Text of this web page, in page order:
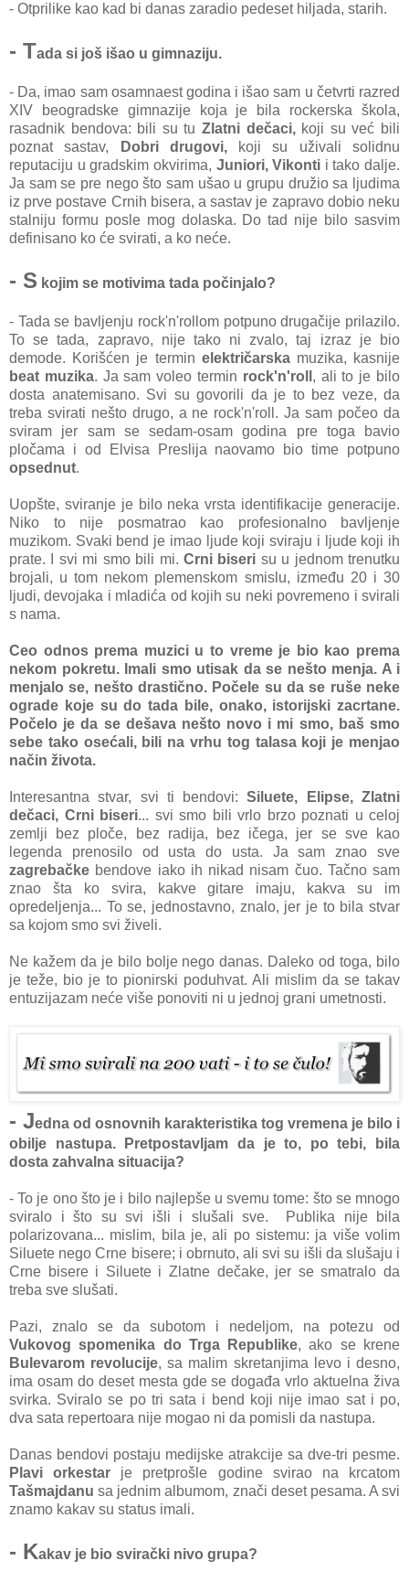
- Otprilike kao kad bi danas zaradio pedeset hiljada, starih.
- Tada si još išao u gimnaziju.
- Da, imao sam osamnaest godina i išao sam u četvrti razred
XIV beogradske gimnazije koja je bila rockerska škola,
rasadnik bendova: bili su tu Zlatni dečaci,koji su već bili
poznat sastav,
Dobri drugovi,koji su uživali solidnu
reputaciju u gradskim okvirima, Juniori, Vikonti i tako dalje.
Ja sam se pre nego što sam ušao u grupu družio sa ljudima
iz prve postave Crnih bisera, a sastav je zapravo dobio neku
stalniju formu posle mog dolaska. Do tad nije bilo sasvim
definisano ko će svirati, a ko neće.
- S kojim se motivima tada počinjalo?
- Tada se bavljenju rock'n'rollom potpuno drugačije prilazilo.
To se tada, zapravo, nije tako ni zvalo, taj izraz je bio
demode. Korišćen je termin električarskamuzika, kasnije
beat muzika. Ja sam voleo termin rock'n'roll , ali to je bilo
dosta anatemisano. Svi su govorili da je to bez veze, da
treba svirati nešto drugo, a ne rock'n'roll. Ja sam počeo da
sviram jer sam se sedam-osam godina pre toga bavio
pločama i od Elvisa Preslija naovamo bio time potpuno
opsednut.
Uopšte, sviranje je bilo neka vrsta identifikacije generacije.
Niko to nije posmatrao kao profesionalno bavljenje
muzikom. Svaki bend je imao ljude koji sviraju i ljude koji ih
prate. I svi mi smo bili mi. Crni biseri su u jednom trenutku
brojali, u tom nekom plemenskom smislu, između 20 i 30
ljudi, devojaka i mladića od kojih su neki povremeno i svirali
s nama.
Ceo odnos prema muzici u to vreme je bio kao prema
nekom pokretu. Imali smo utisak da se nešto menja. A i
menjalo se, nešto drastično. Počele su da se ruše neke
ograde koje su do tada bile, onako, istorijski zacrtane.
Počelo je da se dešava nešto novo i mi smo, baš smo
sebe tako osećali, bili na vrhu tog talasa koji je menjao
način života.
Interesantna stvar, svi ti bendovi:Siluete, Elipse, Zlatni
dečaci, Crni biseri... svi smo bili vrlo brzo poznati u celoj
zemlji bez ploče, bez radija, bez ičega, jer se sve kao
legenda prenosilo od usta do usta. Ja sam znao sve
zagrebačke bendove iako ih nikad nisam čuo. Tačno sam
znao šta ko svira, kakve gitare imaju, kakva su im
opredeljenja... To se, jednostavno, znalo, jer je to bila stvar
sa kojom smo svi živeli.
Ne kažem da je bilo bolje nego danas. Daleko od toga, bilo
je teže, bio je to pionirski poduhvat. Ali mislim da se takav
entuzijazam neće više ponoviti ni u jednoj grani umetnosti.
- Jedna od osnovnih karakteristika tog vremena je bilo i
obilje nastupa. Pretpostavljam da je to, po tebi, bila
dosta zahvalna situacija?
- To je ono što je i bilo najlepše u svemu tome: što se mnogo
sviralo i što su svi išli i slušali sve. Publika nije bila
polarizovana... mislim, bila je, ali po sistemu: ja više volim
Siluete nego Crne bisere; i obrnuto, ali svi su išli da slušaju i
Crne bisere i Siluete i Zlatne dečake, jer se smatralo da
treba sve slušati.
Pazi, znalo se da subotom i nedeljom, na potezu od
Vukovog spomenika do Trga Republike, ako se krene
Bulevarom revolucije, sa malim skretanjima levo i desno,
ima osam do deset mesta gde se događa vrlo aktuelna živa
svirka. Sviralo se po tri sata i bend koji nije imao sat i po,
dva sata repertoara nije mogao ni da pomisli da nastupa.
Danas bendovi postaju medijske atrakcije sa dve-tri pesme.
Plavi orkestar je pretprošle godine svirao na krcatom
Tašmajdanu sa jednim albumom, znači deset pesama. A svi
znamo kakav su status imali.
- Kakav je bio svirački nivo grupa?